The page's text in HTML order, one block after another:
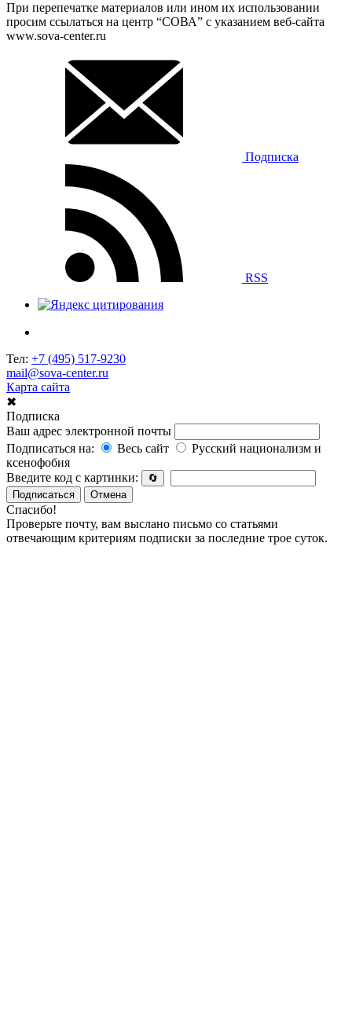
При перепечатке материалов или ином их использовании
просим ссылаться на центр “СОВА” с указанием веб-сайта
www.sova-center.ru
Подписка
RSS
Тел: +7 (495) 517-9230
mail@sova-center.ru
Карта сайта
✖
Подписка
Ваш адрес электронной почты
Подписаться на:
Весь сайт
Русский национализм и
ксенофобия
Введите код с картинки:
🔄
Подписаться
Отмена
Спасибо!
Проверьте почту, вам выслано письмо со статьями
отвечающим критериям подписки за последние трое суток.